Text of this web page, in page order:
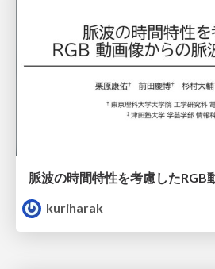
kuriharak